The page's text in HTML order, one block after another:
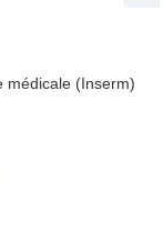
médicale (Inserm)